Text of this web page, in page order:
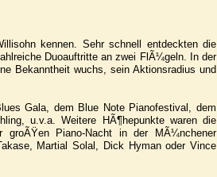
kennen. Sehr schnell entdeckten die
Duoauftritte an zwei FlÃ¼geln. In der
Bekanntheit wuchs, sein Aktionsradius und
Gala, dem Blue Note Pianofestival, dem
u.v.a. Weitere HÃ¶hepunkte waren die
Piano-Nacht in der MÃ¼nchener
Martial Solal, Dick Hyman oder Vince